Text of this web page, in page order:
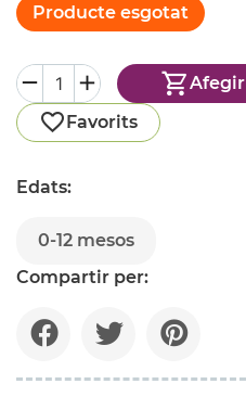
Producte esgotat
Afegir
Favorits
Edats:
0-12 mesos
Compartir per: